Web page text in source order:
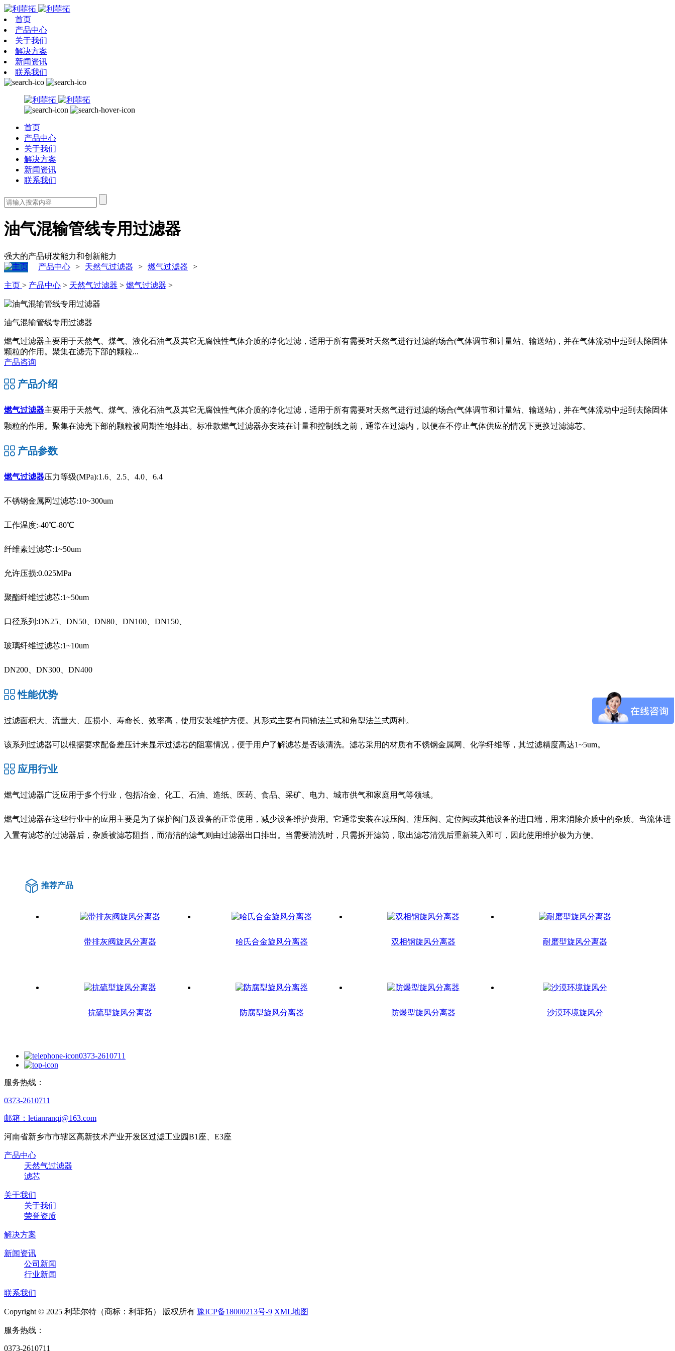
首页
产品中心
关于我们
解决方案
新闻资讯
联系我们
首页
产品中心
关于我们
解决方案
新闻资讯
联系我们
油气混输管线专用过滤器
强大的产品研发能力和创新能力
产品中心 > 天然气过滤器 > 燃气过滤器 >
主页 > 产品中心 > 天然气过滤器 > 燃气过滤器 >
油气混输管线专用过滤器
燃气过滤器主要用于天然气、煤气、液化石油气及其它无腐蚀性气体介质的净化过滤，适用于所有需要对天然气进行过滤的场合(气体调节和计量站、输送站)，并在气体流动中起到去除固体
颗粒的作用。聚集在滤壳下部的颗粒...
产品咨询
产品介绍
燃气过滤器主要用于天然气、煤气、液化石油气及其它无腐蚀性气体介质的净化过滤，适用于所有需要对天然气进行过滤的场合(气体调节和计量站、输送站)，并在气体流动中起到去除固体
颗粒的作用。聚集在滤壳下部的颗粒被周期性地排出。标准款燃气过滤器亦安装在计量和控制线之前，通常在过滤内，以便在不停止气体供应的情况下更换过滤滤芯。
产品参数
燃气过滤器压力等级(MPa):1.6、2.5、4.0、6.4
不锈钢金属网过滤芯:10~300um
工作温度:-40℃-80℃
纤维素过滤芯:1~50um
允许压损:0.025MPa
聚酯纤维过滤芯:1~50um
口径系列:DN25、DN50、DN80、DN100、DN150、
玻璃纤维过滤芯:1~10um
DN200、DN300、DN400
性能优势
过滤面积大、流量大、压损小、寿命长、效率高，使用安装维护方便。其形式主要有同轴法兰式和角型法兰式两种。
该系列过滤器可以根据要求配备差压计来显示过滤芯的阻塞情况，便于用户了解滤芯是否该清洗。滤芯采用的材质有不锈钢金属网、化学纤维等，其过滤精度高达1~5um。
应用行业
燃气过滤器广泛应用于多个行业，包括冶金、化工、石油、造纸、医药、食品、采矿、电力、城市供气和家庭用气等领域。
燃气过滤器在这些行业中的应用主要是为了保护阀门及设备的正常使用，减少设备维护费用。它通常安装在减压阀、泄压阀、定位阀或其他设备的进口端，用来消除介质中的杂质。当流体进
入置有滤芯的过滤器后，杂质被滤芯阻挡，而清洁的滤气则由过滤器出口排出。当需要清洗时，只需拆开滤筒，取出滤芯清洗后重新装入即可，因此使用维护极为方便。
推荐产品
带排灰阀旋风分离器 哈氏合金旋风分离器 双相钢旋风分离器 耐磨型旋风分离器
抗硫型旋风分离器 防腐型旋风分离器 防爆型旋风分离器 沙漠环境旋风分
0373-2610711
服务热线：
0373-2610711
邮箱：letianranqi@163.com
河南省新乡市市辖区高新技术产业开发区过滤工业园B1座、E3座
产品中心
天然气过滤器
滤芯
关于我们
关于我们
荣誉资质
解决方案
新闻资讯
公司新闻
行业新闻
联系我们
Copyright © 2025 利菲尔特（商标：利菲拓） 版权所有 豫ICP备18000213号-9 XML地图
服务热线：
0373-2610711